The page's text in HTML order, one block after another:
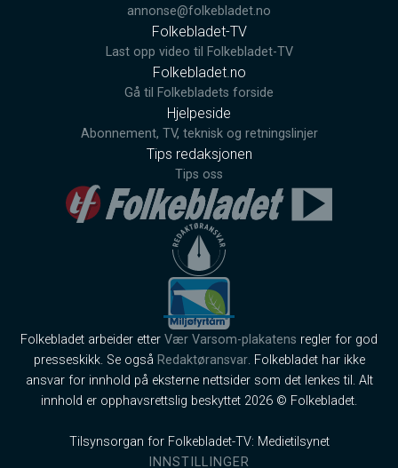
annonse@folkebladet.no
Folkebladet-TV
Last opp video til Folkebladet-TV
Folkebladet.no
Gå til Folkebladets forside
Hjelpeside
Abonnement, TV, teknisk og retningslinjer
Tips redaksjonen
Tips oss
Folkebladet arbeider etter Vær Varsom-plakatens regler for god
presseskikk. Se også Redaktøransvar. Folkebladet har ikke
ansvar for innhold på eksterne nettsider som det lenkes til. Alt
innhold er opphavsrettslig beskyttet 2026 © Folkebladet.
Tilsynsorgan for Folkebladet-TV: Medietilsynet
INNSTILLINGER